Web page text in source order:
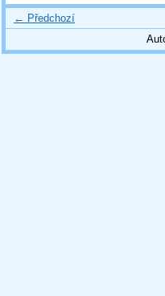
← Předchozí